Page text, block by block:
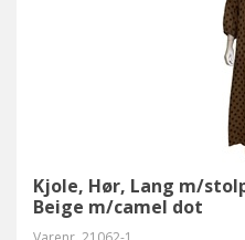
Kjole, Hør, Lang m/
Beige m/camel dot